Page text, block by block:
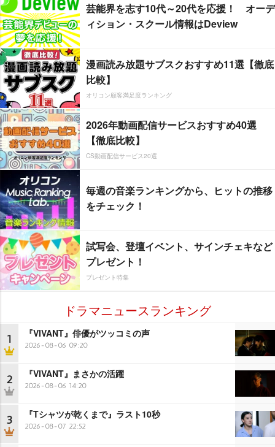
芸能界を志す10代～20代を応援！ オーデ
ィション・スクール情報はDeview
漫画読み放題サブスクおすすめ11選【徹底
比較】
オリコン顧客満足度ランキング
2026年動画配信サービスおすすめ40選
【徹底比較】
CS動画配信サービス20選
毎週の音楽ランキングから、ヒットの推移
をチェック！
試写会、登壇イベント、サインチェキなど
プレゼント！
プレゼント特集
ドラマニュースランキング
1 『VIVANT』俳優がツッコミの声
2026-08-06 09:20
2 『VIVANT』まさかの活躍
2026-08-06 14:20
3 『Tシャツが乾くまで』ラスト10秒
2026-08-07 22:52